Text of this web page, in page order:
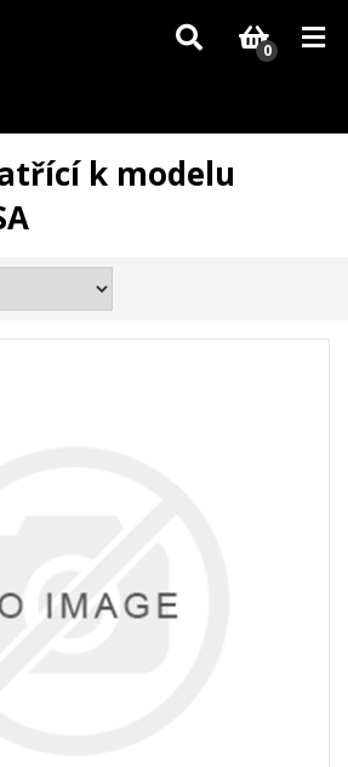
se může dodání dílů, které nejsou skladem,
Děkujeme za pochopení.
0
k modelu